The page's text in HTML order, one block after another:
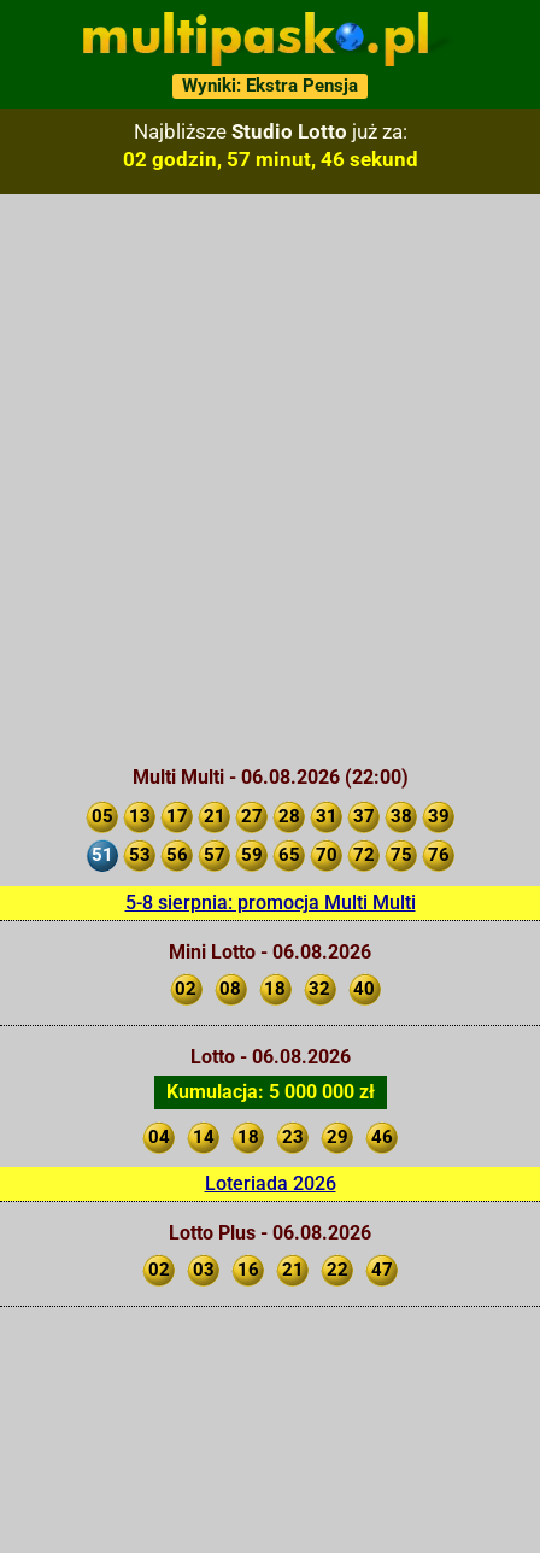
Wyniki: Ekstra Pensja
Najbliższe Studio Lotto już za:
02 godzin, 57 minut, 45 sekund
Multi Multi - 06.08.2026 (22:00)
05 13 17 21 27 28 31 37 38
39
51
53 56 57 59 65 70 72 75 76
5-8 sierpnia: promocja Multi Multi
Mini Lotto - 06.08.2026
02 08 18 32 40
Lotto - 06.08.2026
Kumulacja: 5 000 000 zł
04 14 18 23 29 46
Loteriada 2026
Lotto Plus - 06.08.2026
02 03 16 21 22 47